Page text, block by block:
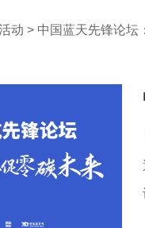
动 > 中国蓝天先锋论坛